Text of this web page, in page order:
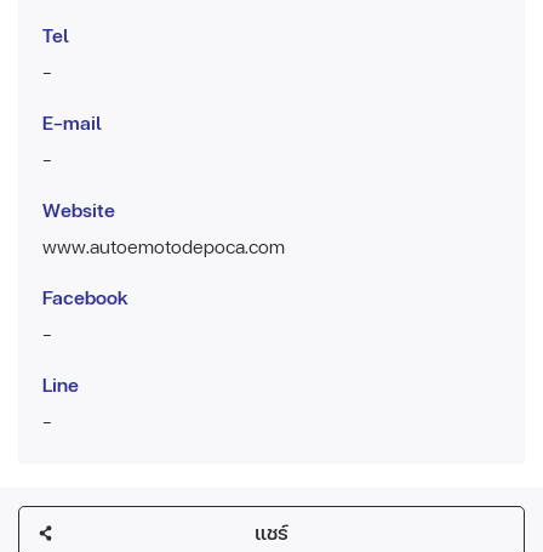
Tel
-
E-mail
-
Website
www.autoemotodepoca.com
Facebook
-
Line
-
แชร์